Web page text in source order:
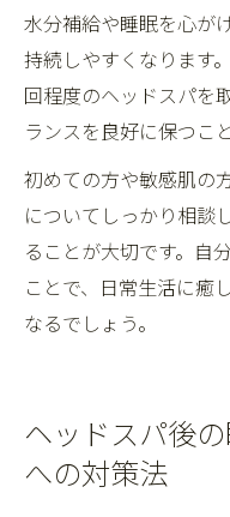
水分補給や睡眠を心が
持続しやすくなります
回程度のヘッドスパを
ランスを良好に保つこ
初めての方や敏感肌の
についてしっかり相談
ることが大切です。自
ことで、日常生活に癒
なるでしょう。
ヘッドスパ後
への対策法